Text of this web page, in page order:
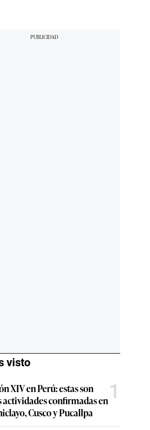
visto
XIV en Perú: estas son
actividades confirmadas en
Cusco y Pucallpa
1